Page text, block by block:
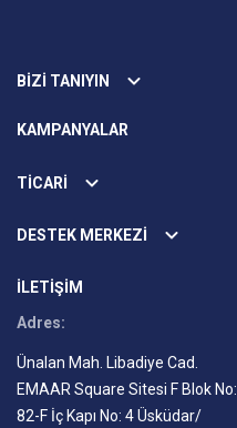
BİZİ TANIYIN
KAMPANYALAR
TİCARİ
DESTEK MERKEZİ
İLETİŞİM
Adres:
Ünalan Mah. Libadiye Cad.
EMAAR Square Sitesi F Blok No:
82-F İç Kapı No: 4 Üsküdar/